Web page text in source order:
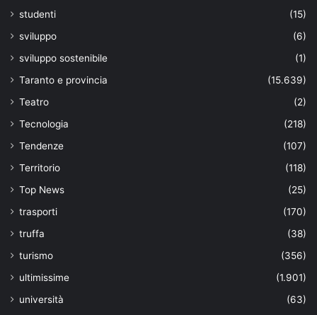
studenti
(15)
sviluppo
(6)
sviluppo sostenibile
(1)
Taranto e provincia
(15.639)
Teatro
(2)
Tecnologia
(218)
Tendenze
(107)
Territorio
(118)
Top News
(25)
trasporti
(170)
truffa
(38)
turismo
(356)
ultimissime
(1.901)
università
(63)